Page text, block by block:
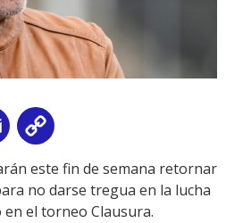
Email
Link
este fin de semana retornar
no darse tregua en la lucha
el torneo Clausura.